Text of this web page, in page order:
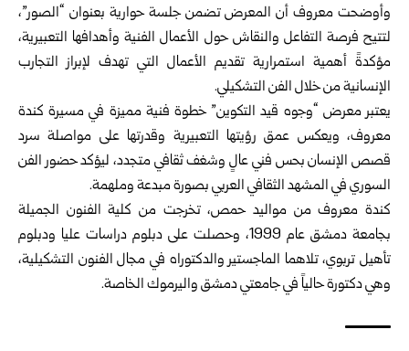
وأوضحت معروف أن المعرض تضمن جلسة حوارية بعنوان “الصور”،
لتتيح فرصة التفاعل والنقاش حول الأعمال الفنية وأهدافها التعبيرية،
مؤكدةً أهمية استمرارية تقديم الأعمال التي تهدف لإبراز التجارب
الإنسانية من خلال الفن التشكيلي.
يعتبر معرض “وجوه قيد التكوين” خطوة فنية مميزة في مسيرة كندة
معروف، ويعكس عمق رؤيتها التعبيرية وقدرتها على مواصلة سرد
قصص الإنسان بحس فني عالٍ وشغف ثقافي متجدد، ليؤكد حضور الفن
السوري في المشهد الثقافي العربي بصورة مبدعة وملهمة.
كندة معروف من مواليد حمص، تخرجت من كلية الفنون الجميلة
بجامعة دمشق عام 1999، وحصلت على دبلوم دراسات عليا ودبلوم
تأهيل تربوي، تلاهما الماجستير والدكتوراه في مجال الفنون التشكيلية،
وهي دكتورة حالياً في جامعتي دمشق واليرموك الخاصة.